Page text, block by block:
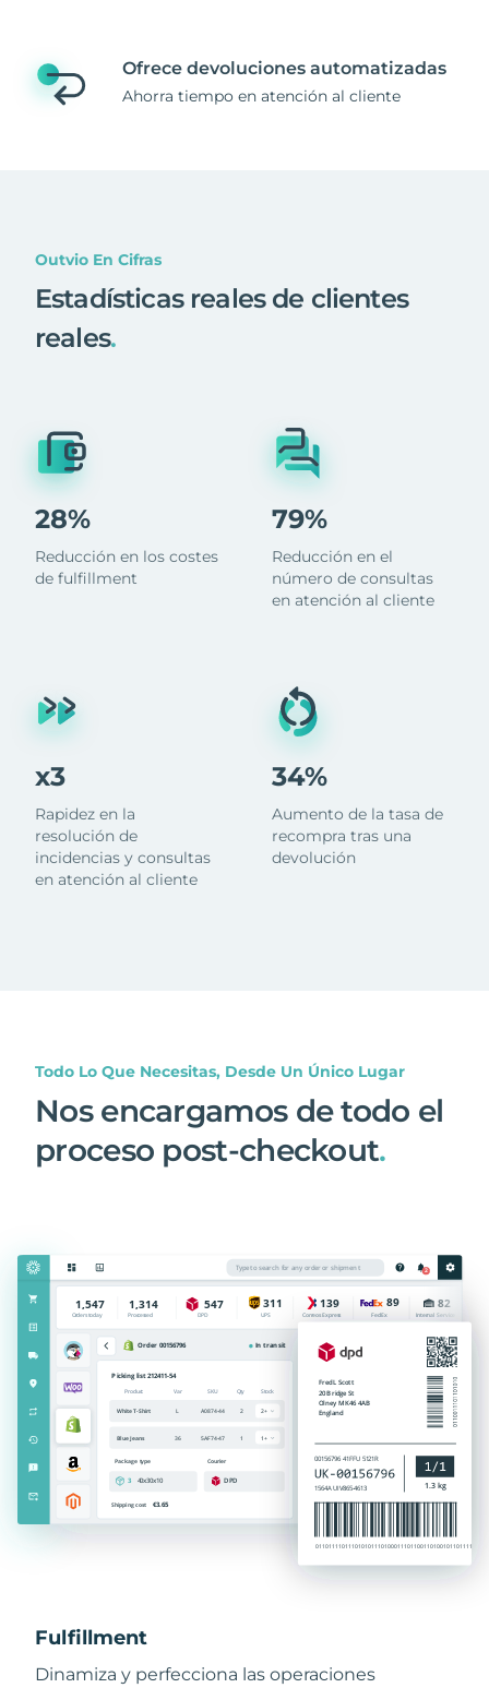
Ofrece devoluciones automatizadas
Ahorra tiempo en atención al cliente
Outvio En Cifras
Estadísticas reales de clientes
reales.
28%
Reducción en los costes
de fulfillment
x3
Rapidez en la
resolución de
incidencias y consultas
en atención al cliente
79%
Reducción en el
número de consultas
en atención al cliente
34%
Aumento de la tasa de
recompra tras una
devolución
Todo Lo Que Necesitas, Desde Un Único Lugar
Nos encargamos de todo el
proceso post-checkout.
Fulfillment
Dinamiza y perfecciona las operaciones